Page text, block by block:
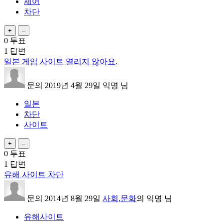
차단
0 투표
1 답변
일본 게임 사이트 열리지 않아요.
문의 2019년 4월 29일 익명 님
일본
차단
사이트
0 투표
1 답변
유해 사이트 차단
문의 2014년 8월 29일 사회,문화의 익명 님
유해사이트